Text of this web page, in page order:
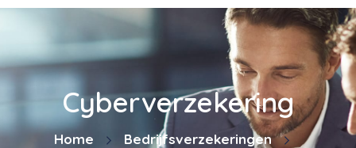
Cyberverzekering
Home
Bedrijfsverzekeringen